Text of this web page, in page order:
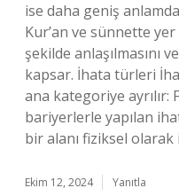
ise daha geniş
Kur’an ve sünnette
şekilde anlaşılmasını
kapsar. İhata türleri
ana kategoriye ayrılır:
bariyerlerle yapılan
bir alanı fiziksel olarak
Ekim 12, 2024 Yanıtla